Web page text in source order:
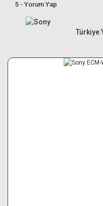
5 - Yorum Yap
Türkiye